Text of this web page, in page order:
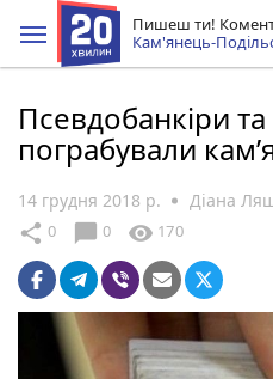
Пишеш ти!
Кам'янець-
Псевдобанкіри
пограбували
14 грудня 2018 р. Діана
share 0 chat_bubble 0 visibility 170